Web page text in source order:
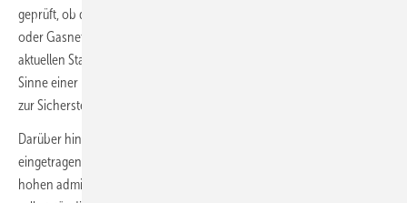
geprüft, ob die notwendigen Qualifikationen für Arbeiten am Strom-
oder Gasnetz vorhanden sind und ob sich diese auch auf dem
aktuellen Stand befinden. Das Installateurverzeichnis stellt somit im
Sinne einer präventiven Gefahrenabwehr ein zusätzliches Instrument
zur Sicherstellung der Qualifikation dar.
Darüber hinaus hilft es, unnötige Bürokratie zu vermeiden, weil es
eingetragenen Unternehmen mit der notwendigen Qualifikation ohne
hohen administrativen Aufwand die Möglichkeit eröffnet,